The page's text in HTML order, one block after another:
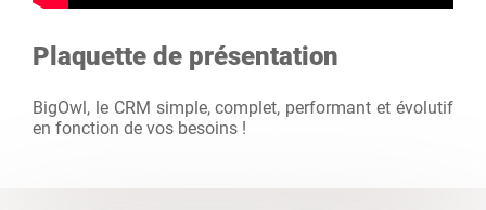
Plaquette de présentation
BigOwl, le CRM simple, complet, performant et évolutif
en fonction de vos besoins !